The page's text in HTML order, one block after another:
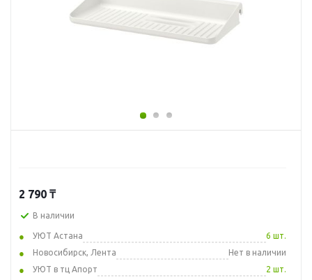
2 790 ₸
В наличии
УЮТ Астана
6 шт.
Новосибирск, Лента
Нет в наличии
УЮТ в тц Апорт
2 шт.